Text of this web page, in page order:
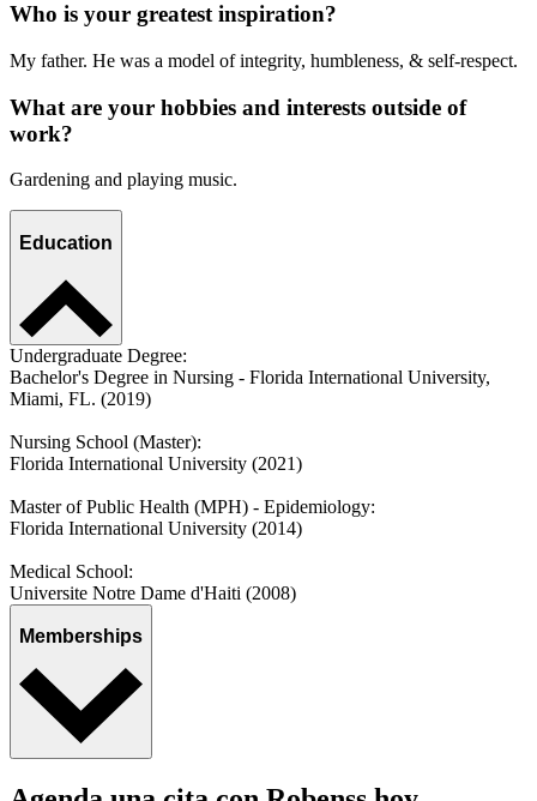
Who is your greatest inspiration?
My father. He was a model of integrity, humbleness, & self-respect.
What are your hobbies and interests outside of
work?
Gardening and playing music.
Education
Undergraduate Degree:
Bachelor's Degree in Nursing - Florida International University,
Miami, FL. (2019)
Nursing School (Master):
Florida International University (2021)
Master of Public Health (MPH) - Epidemiology:
Florida International University (2014)
Medical School:
Universite Notre Dame d'Haiti (2008)
Memberships